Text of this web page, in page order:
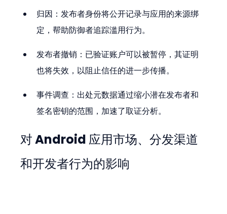
归因：发布者身份将公开记录与应用的来源绑
定，帮助防御者追踪滥用行为。
发布者撤销：已验证账户可以被暂停，其证明
也将失效，以阻止信任的进一步传播。
事件调查：出处元数据通过缩小潜在发布者和
签名密钥的范围，加速了取证分析。
对 Android 应用市场、分发渠道
和开发者行为的影响